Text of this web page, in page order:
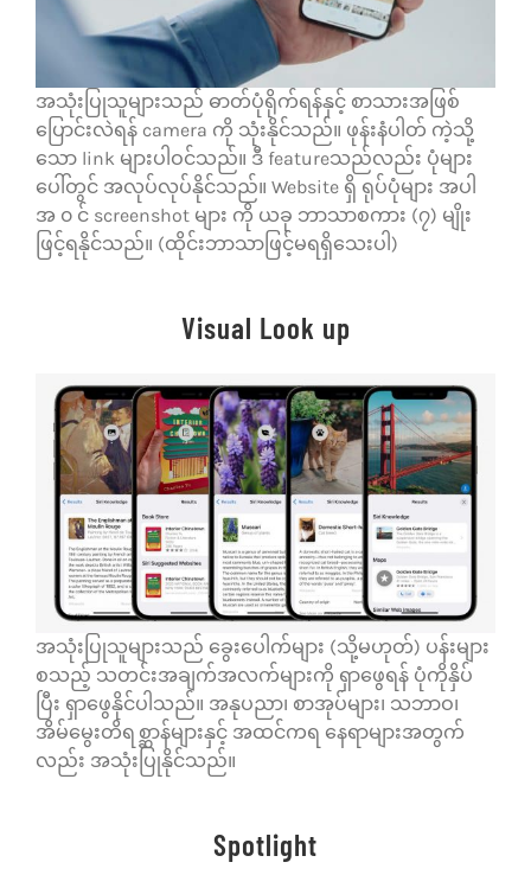
အသုံးပြုသူများသည် ဓာတ်ပုံရိုက်ရန်နှင့် စာသားအဖြစ်
ပြောင်းလဲရန် camera ကို သုံးနိုင်သည်။ ဖုန်းနံပါတ် ကဲ့သို့
သော link များပါဝင်သည်။ ဒီ featureသည်လည်း ပုံများ
ပေါ်တွင် အလုပ်လုပ်နိုင်သည်။ Website ရှိ ရုပ်ပုံများ အပါ
အ ၀ င် screenshot များ ကို ယခု ဘာသာစကား (၇) မျိုး
ဖြင့်ရနိုင်သည်။ (ထိုင်းဘာသာဖြင့်မရရှိသေးပါ)
Visual Look up
အသုံးပြုသူများသည် ခွေးပေါက်များ (သို့မဟုတ်) ပန်းများ
စသည့် သတင်းအချက်အလက်များကို ရှာဖွေရန် ပုံကိုနှိပ်
ပြီး ရှာဖွေနိုင်ပါသည်။ အနုပညာ၊ စာအုပ်များ၊ သဘာဝ၊
အိမ်မွေးတိရစ္ဆာန်များနှင့် အထင်ကရ နေရာများအတွက်
လည်း အသုံးပြုနိုင်သည်။
Spotlight